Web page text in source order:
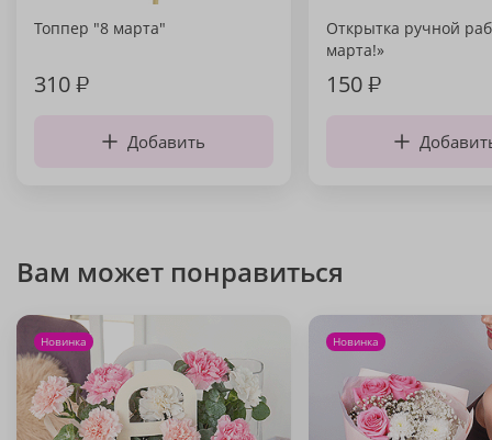
Топпер "8 марта"
310₽
Добавить
Открытка ручной
марта!»
150₽
Вам может понравиться
Новинка Новинка